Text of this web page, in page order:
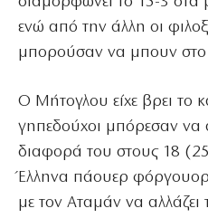
ενώ από την άλλη οι
μπορούσαν να μπουν στο
Ο Μήτογλου είχε βρει το
γηπεδούχοι μπόρεσαν να
διαφορά του στους 18
Έλληνα πάουερ
με τον Αταμάν να